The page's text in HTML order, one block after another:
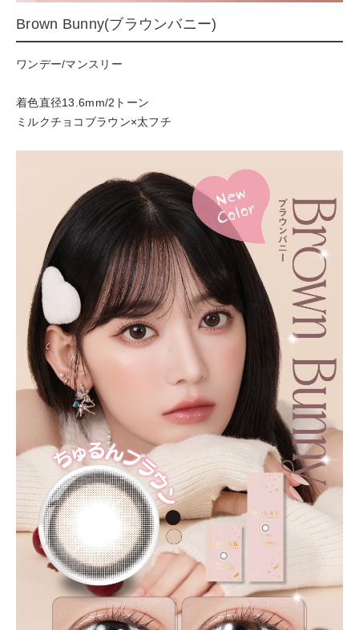
Brown Bunny(ブラウンバニー)
ワンデー/マンスリー
着色直径13.6mm/2トーン
ミルクチョコブラウン×太フチ